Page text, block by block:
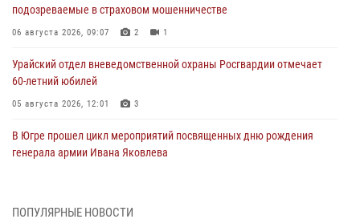
подозреваемые в страховом мошенничестве
06 августа 2026, 09:07 2 1
Урайский отдел вневедомственной охраны Росгвардии отмечает
60-летний юбилей
05 августа 2026, 12:01 3
В Югре прошел цикл мероприятий посвященных дню рождения
генерала армии Ивана Яковлева
В Югре ОМОН Росгвардии оказал содействие ГИБДД в выявлении
ПОПУЛЯРНЫЕ НОВОСТИ